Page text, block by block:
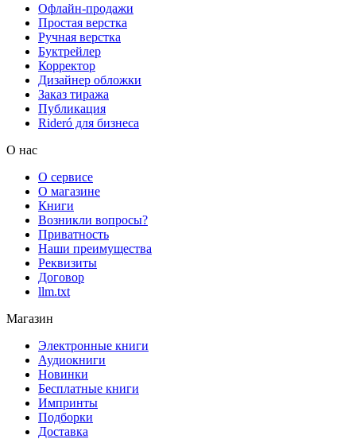
Офлайн-продажи
Простая верстка
Ручная верстка
Буктрейлер
Корректор
Дизайнер обложки
Заказ тиража
Публикация
Rideró для бизнеса
О нас
О сервисе
О магазине
Книги
Возникли вопросы?
Приватность
Наши преимущества
Реквизиты
Договор
llm.txt
Магазин
Электронные книги
Аудиокниги
Новинки
Бесплатные книги
Импринты
Подборки
Доставка